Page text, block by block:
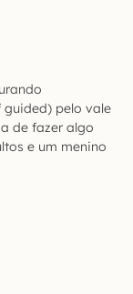
guided) pelo vale
de fazer algo
e um menino